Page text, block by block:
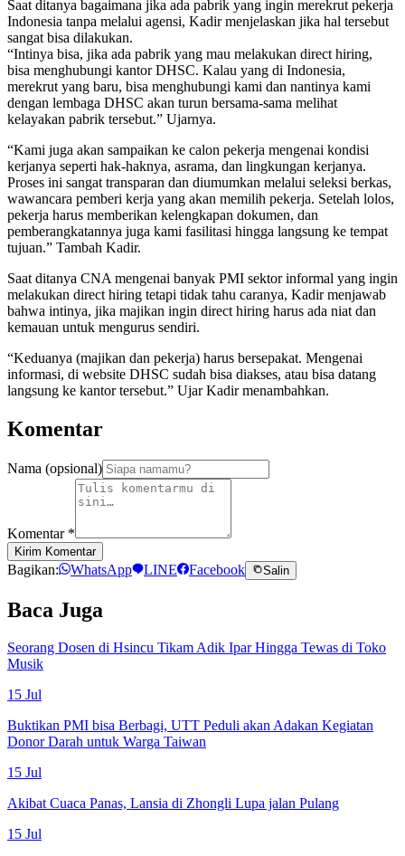
Saat ditanya bagaimana jika ada pabrik yang ingin merekrut pekerja
Indonesia tanpa melalui agensi, Kadir menjelaskan jika hal tersebut
sangat bisa dilakukan.
“Intinya bisa, jika ada pabrik yang mau melakukan direct hiring,
bisa menghubungi kantor DHSC. Kalau yang di Indonesia,
merekrut yang baru, bisa menghubungi kami dan nantinya kami
dengan lembaga DHSC akan turun bersama-sama melihat
kelayakan pabrik tersebut.” Ujarnya.
“Kami juga akan sampaikan ke calon pekerja mengenai kondisi
kerjanya seperti hak-haknya, asrama, dan lingkungan kerjanya.
Proses ini sangat transparan dan diumumkan melalui seleksi berkas,
wawancara pemberi kerja yang akan memilih pekerja. Setelah lolos,
pekerja harus memberikan kelengkapan dokumen, dan
pemberangkatannya juga kami fasilitasi hingga langsung ke tempat
tujuan.” Tambah Kadir.
Saat ditanya CNA mengenai banyak PMI sektor informal yang ingin
melakukan direct hiring tetapi tidak tahu caranya, Kadir menjawab
bahwa intinya, jika majikan ingin direct hiring harus ada niat dan
kemauan untuk mengurus sendiri.
“Keduanya (majikan dan pekerja) harus bersepakat. Mengenai
informasi, di website DHSC sudah bisa diakses, atau bisa datang
langsung ke kantor tersebut.” Ujar Kadir menambahkan.
Komentar
Nama (opsional)
Komentar *
Kirim Komentar
Bagikan: WhatsApp LINE Facebook Salin
Baca Juga
Seorang Dosen di Hsincu Tikam Adik Ipar Hingga Tewas di Toko
Musik
15 Jul
Buktikan PMI bisa Berbagi, UTT Peduli akan Adakan Kegiatan
Donor Darah untuk Warga Taiwan
15 Jul
Akibat Cuaca Panas, Lansia di Zhongli Lupa jalan Pulang
15 Jul